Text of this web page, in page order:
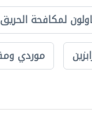
لمكافحة الحريق
موردي